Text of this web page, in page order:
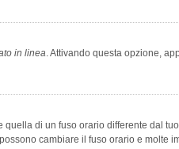
in linea. Attivando questa opzione,
di un fuso orario differente dal
cambiare il fuso orario e molte